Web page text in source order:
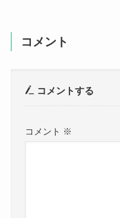
この２つは違う意味って知